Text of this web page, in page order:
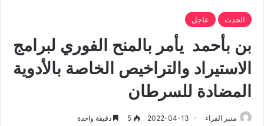
الحدث عاجل
بن بأحمد يأمر بالمنح الفوري لبرامج
الاستيراد والتراخيص الخاصة بالأدوية
المضادة للسرطان
منبر القراء 2022-04-13
5 دقيقة واحدة